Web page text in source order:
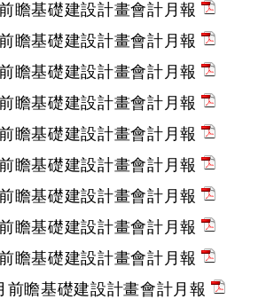
瞻基礎建設計畫會計月報
瞻基礎建設計畫會計月報
瞻基礎建設計畫會計月報
瞻基礎建設計畫會計月報
瞻基礎建設計畫會計月報
瞻基礎建設計畫會計月報
瞻基礎建設計畫會計月報
瞻基礎建設計畫會計月報
瞻基礎建設計畫會計月報
前瞻基礎建設計畫會計月報